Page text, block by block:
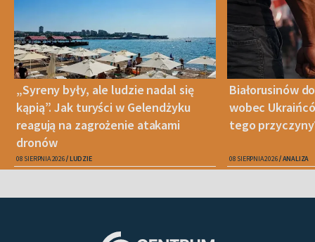
„Syreny były, ale ludzie nadal się
kąpią”. Jak turyści w Gelendżyku
reagują na zagrożenie atakami
dronów
08 SIERPNIA 2026 LUDZIE
Białorusinów
wobec
tego
08 SIERPNIA 2026 ANALIZA